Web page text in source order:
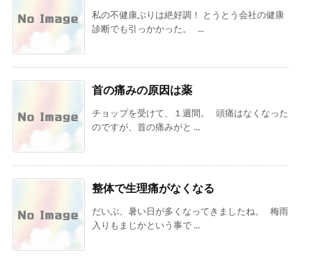
私の不健康ぶりは絶好調！ とうとう会社の健康
診断でも引っかかった。 ...
首の痛みの原因は薬
チョップを受けて、１週間。 頭痛はなくなった
のですが、首の痛みがと ...
整体で生理痛がなくなる
だいぶ、暑い日が多くなってきましたね。 梅雨
入りもまじかという事で ...